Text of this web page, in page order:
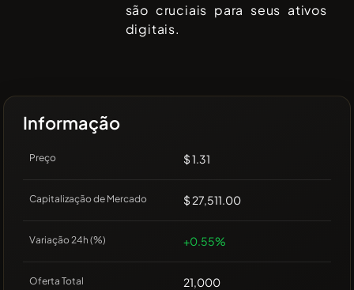
são cruciais para seus ativos
digitais.
Informação
Preço $ 1.31
Capitalização de Mercado $ 27,511.00
Variação 24h (%) +0.55%
Oferta Total 21,000